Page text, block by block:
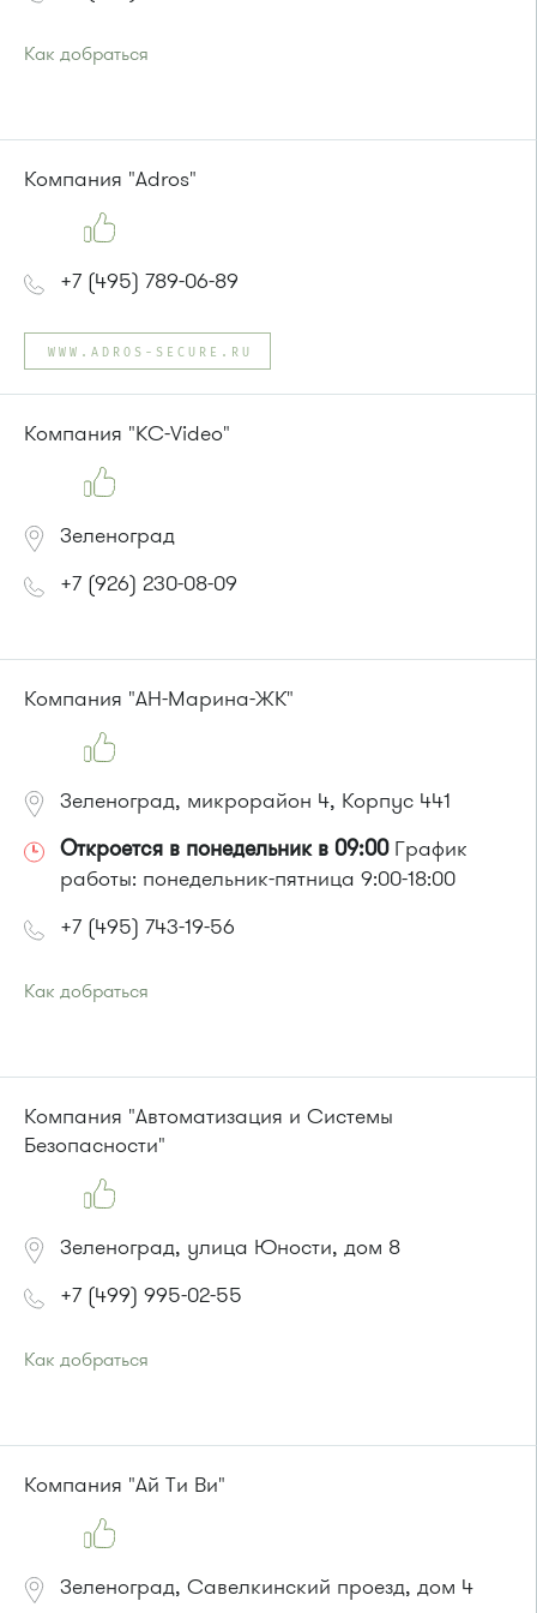
Как добраться
или до остановки"МИЭТ":
Автобусы № 2, 3, 9, 11, 19, 31, 32.
Компания "Adros"
+7 (495) 789-06-89
WWW.ADROS-SECURE.RU
Компания "KC-Video"
Зеленоград
+7 (926) 230-08-09
Компания "АН-Марина-ЖК"
Зеленоград, микрорайон 4, Корпус 441
Откроется в понедельник в 09:00График
работы: понедельник-пятница 9:00-18:00
+7 (495) 743-19-56
Как добраться
или до остановки"Товары для дома":
Автобусы № 1, 3, 8, 11, 19, 29, 32, 400, 400э.
Маршрутка № 408м, 419м, 476м
Компания "Автоматизация и Системы
Безопасности"
Зеленоград, улица Юности, дом 8
+7 (499) 995-02-55
Как добраться
Маршрутка № 419м, 431м, 720м, 900, 903
Компания "Ай Ти Ви"
Зеленоград, Савелкинский проезд, дом 4